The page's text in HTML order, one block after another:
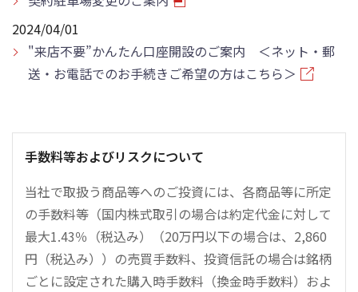
2024/04/01
"来店不要”かんたん口座開設のご案内 ＜ネット・郵
送・お電話でのお手続きご希望の方はこちら＞
手数料等およびリスクについて
当社で取扱う商品等へのご投資には、各商品等に所定
の手数料等（国内株式取引の場合は約定代金に対して
最大1.43％（税込み）（20万円以下の場合は、2,860
円（税込み））の売買手数料、投資信託の場合は銘柄
ごとに設定された購入時手数料（換金時手数料）およ